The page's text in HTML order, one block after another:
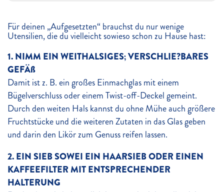
Für deinen „Aufgesetzten“ brauchst du nur wenige
Utensilien, die du vielleicht sowieso schon zu Hause hast:
1. NIMM EIN WEITHALSIGES; VERSCHLIE?BARES
GEFÄß
Damit ist z. B. ein großes Einmachglas mit einem
Bügelverschluss oder einem Twist-off-Deckel gemeint.
Durch den weiten Hals kannst du ohne Mühe auch größere
Fruchtstücke und die weiteren Zutaten in das Glas geben
und darin den Likör zum Genuss reifen lassen.
2. EIN SIEB SOWEI EIN HAARSIEB ODER EINEN
KAFFEEFILTER MIT ENTSPRECHENDER
HALTERUNG